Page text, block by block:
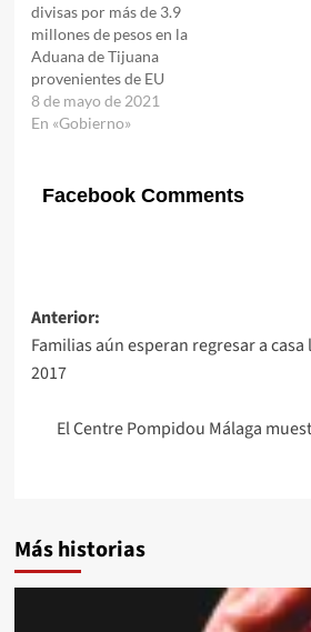
divisas por más de 3.9
millones de pesos en la
Aduana de Tijuana
provenientes de EU
8 de mayo de 2021
En «Gobierno»
Facebook Comments
Navegación
de
entradas
Anterior:
Familias aún esperan regresar a
2017
El Centre Pompidou Málaga
Más historias